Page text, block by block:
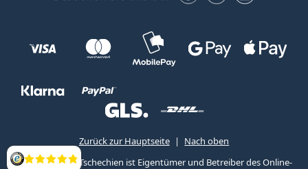
Bewertung
Zurück zur Hauptseite
Nach oben
Lentiamo s.r.o., Tschechien ist Eigentümer und Betreiber des Online-